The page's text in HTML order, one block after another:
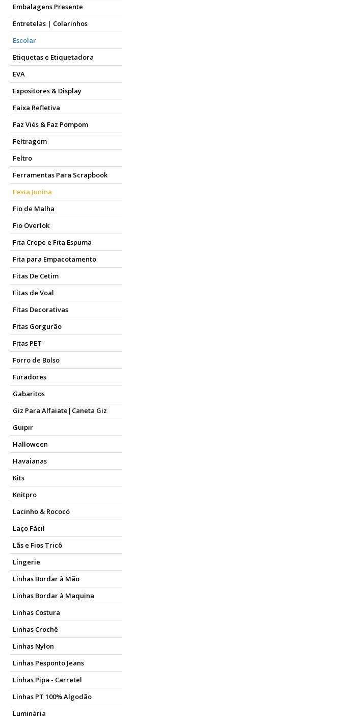
Embalagens Presente
Entretelas | Colarinhos
Escolar
Etiquetas e Etiquetadora
EVA
Expositores & Display
Faixa Refletiva
Faz Viés & Faz Pompom
Feltragem
Feltro
Ferramentas Para Scrapbook
Festa Junina
Fio de Malha
Fio Overlok
Fita Crepe e Fita Espuma
Fita para Empacotamento
Fitas De Cetim
Fitas de Voal
Fitas Decorativas
Fitas Gorgurão
Fitas PET
Forro de Bolso
Furadores
Gabaritos
Giz Para Alfaiate|Caneta Giz
Guipir
Halloween
Havaianas
Kits
Knitpro
Lacinho & Rococó
Laço Fácil
Lãs e Fios Tricô
Lingerie
Linhas Bordar à Mão
Linhas Bordar à Maquina
Linhas Costura
Linhas Crochê
Linhas Nylon
Linhas Pesponto Jeans
Linhas Pipa - Carretel
Linhas PT 100% Algodão
Luminária